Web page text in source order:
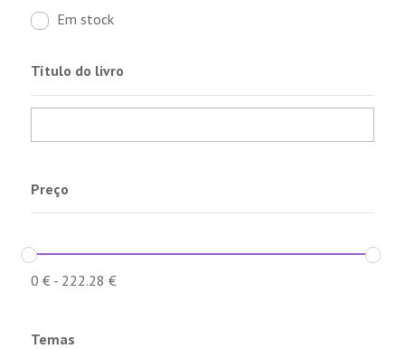
Em stock
Título do livro
Preço
0 €- 222.28 €
Temas